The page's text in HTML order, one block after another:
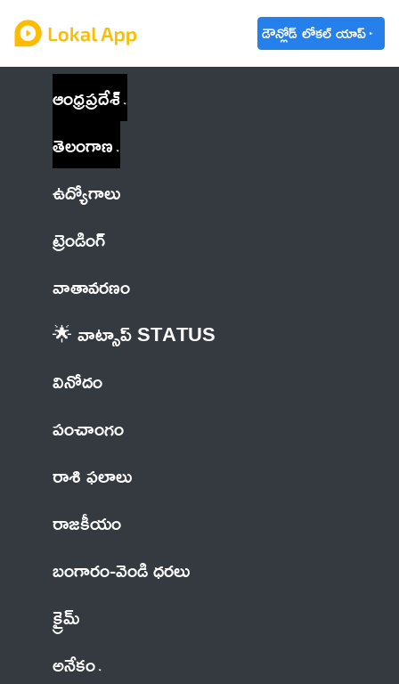
డౌన్లోడ్ లోకల్ యాప్
ఆంధ్రప్రదేశ్
తెలంగాణ
ఉద్యోగాలు
ట్రెండింగ్
వాతావరణం
🌟 వాట్సాప్ STATUS
వినోదం
పంచాంగం
రాశి ఫలాలు
రాజకీయం
బంగారం-వెండి ధరలు
క్రైమ్
అనేకం